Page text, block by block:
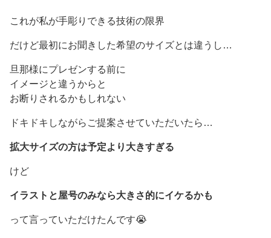
これが私が手彫りできる技術の限界
だけど最初にお聞きした希望のサイズとは違うし…
旦那様にプレゼンする前に
イメージと違うからと
お断りされるかもしれない
ドキドキしながらご提案させていただいたら…
拡大サイズの方は予定より大きすぎる
けど
イラストと屋号のみなら大きさ的にイケるかも
って言っていただけたんです😭